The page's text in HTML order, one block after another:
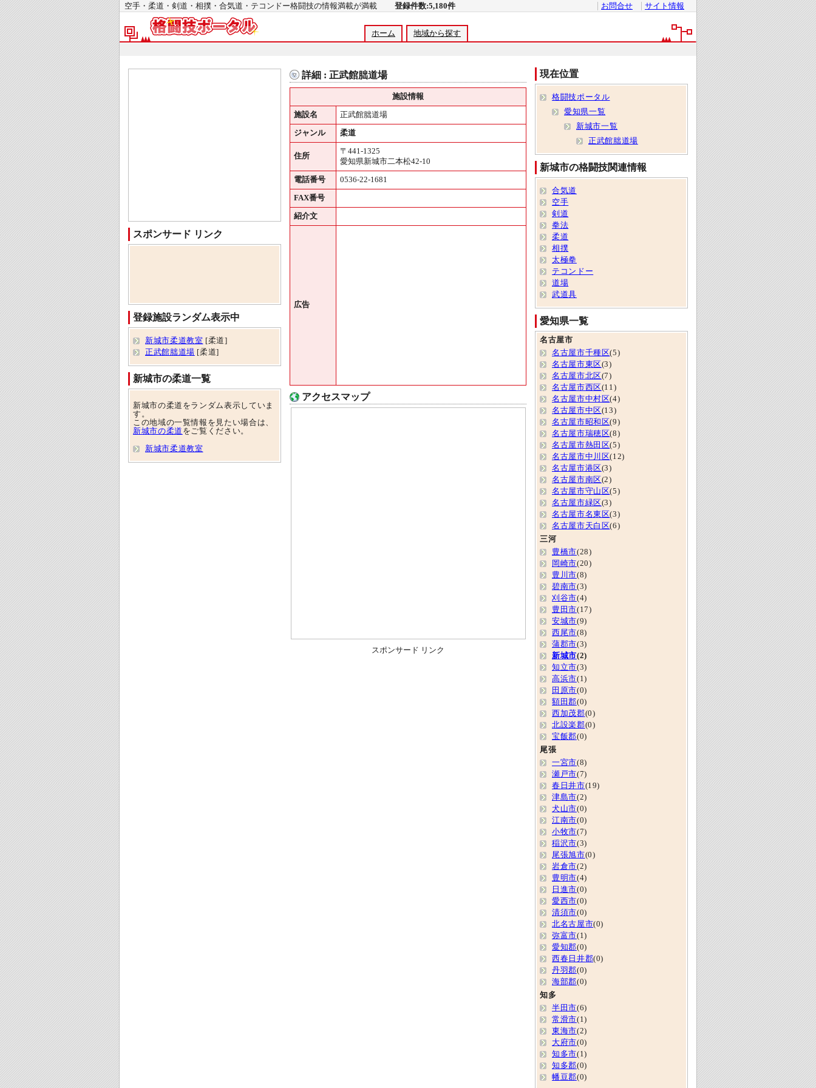
空手・柔道・剣道・相撲・合気道・テコンドー格闘技の情報満載が満載 登録件数:5,180件 お問合せ サイト情報
ホーム 地域から探す
詳細 : 正武館朏道場
施設情報
施設名 正武館朏道場
ジャンル 柔道
住所
〒441-1325
愛知県新城市二本松42-10
電話番号 0536-22-1681
FAX番号
紹介文
広告
アクセスマップ
スポンサード リンク
スポンサード リンク
登録施設ランダム表示中
新城市柔道教室 [柔道]
正武館朏道場 [柔道]
新城市の柔道一覧
新城市の柔道をランダム表示していま
す。
この地域の一覧情報を見たい場合は、
新城市の柔道 をご覧ください。
新城市柔道教室
現在位置
格闘技ポータル
愛知県一覧
新城市一覧
正武館朏道場
新城市の格闘技関連情報
合気道
空手
剣道
拳法
柔道
相撲
太極拳
テコンドー
道場
武道具
愛知県一覧
名古屋市
名古屋市千種区(5)
名古屋市東区 (3)
名古屋市北区 (7)
名古屋市西区 (11)
名古屋市中村区(4)
名古屋市中区 (13)
名古屋市昭和区(9)
名古屋市瑞穂区(8)
名古屋市熱田区(5)
名古屋市中川区(12)
名古屋市港区 (3)
名古屋市南区 (2)
名古屋市守山区(5)
名古屋市緑区 (3)
名古屋市名東区(3)
名古屋市天白区(6)
三河
豊橋市(28)
岡崎市(20)
豊川市(8)
碧南市(3)
刈谷市(4)
豊田市(17)
安城市(9)
西尾市(8)
蒲郡市(3)
新城市(2)
知立市(3)
高浜市(1)
田原市(0)
額田郡(0)
西加茂郡(0)
北設楽郡(0)
宝飯郡(0)
尾張
一宮市(8)
瀬戸市(7)
春日井市(19)
津島市(2)
犬山市(0)
江南市(0)
小牧市(7)
稲沢市(3)
尾張旭市(0)
岩倉市(2)
豊明市(4)
日進市(0)
愛西市(0)
清須市(0)
北名古屋市(0)
弥富市(1)
愛知郡(0)
西春日井郡(0)
丹羽郡(0)
海部郡(0)
知多
半田市(6)
常滑市(1)
東海市(2)
大府市(0)
知多市(1)
知多郡(0)
幡豆郡(0)